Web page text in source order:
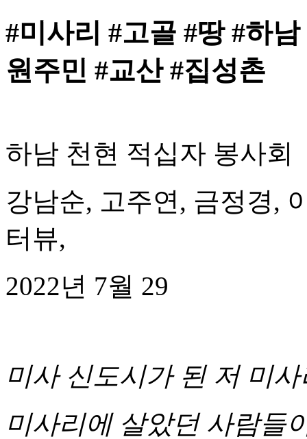
#미사리 #고골 #땅 #하
원주민 #교산 #집성촌
하남 천현 적십자 봉사회
강남순, 고주연, 금정경,
터뷰,
2022년 7월 29
미사 신도시가 된 저 미
미사리에 살았던 사람들